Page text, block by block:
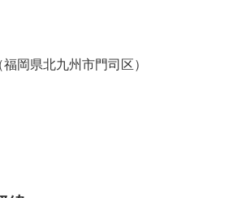
岡県北九州市門司区）